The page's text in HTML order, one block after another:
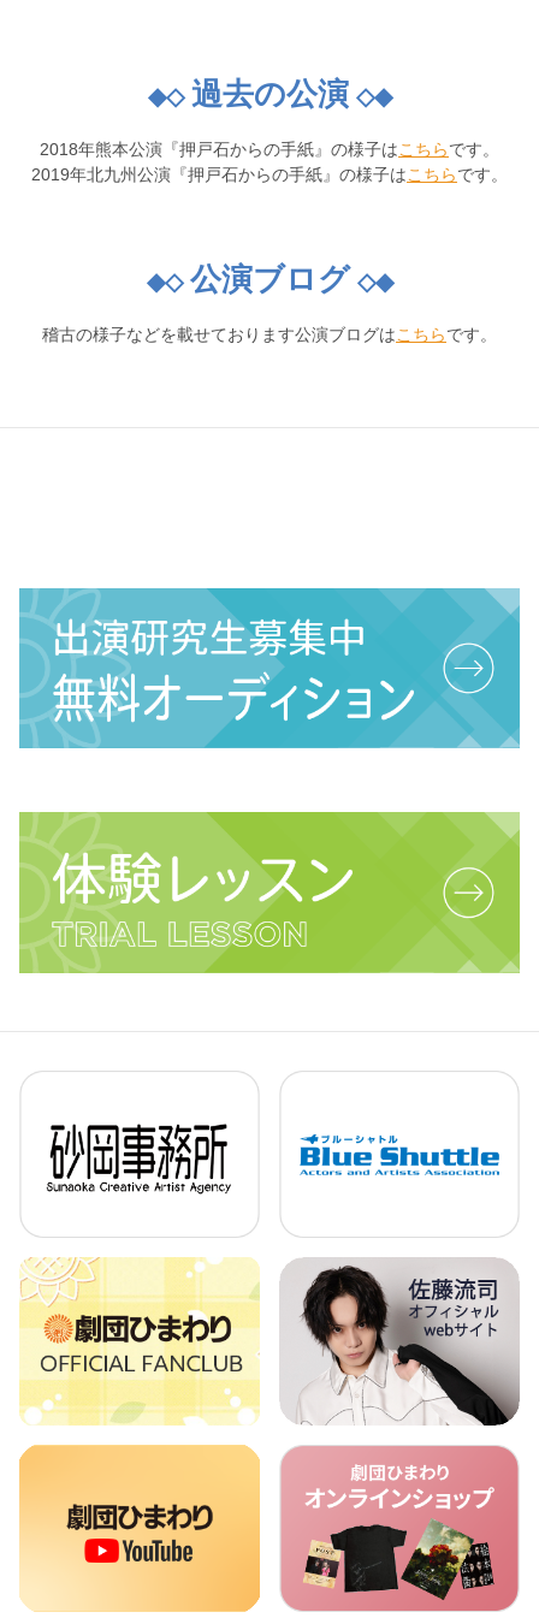
◆◇ 過去の公演 ◇◆
2018年熊本公演『押戸石からの手紙』の様子はこちらです。
2019年北九州公演『押戸石からの手紙』の様子はこちらです。
◆◇ 公演ブログ ◇◆
稽古の様子などを載せております公演ブログはこちらです。